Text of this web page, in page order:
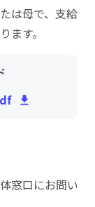
は母で、支給
ます。
窓口にお問い